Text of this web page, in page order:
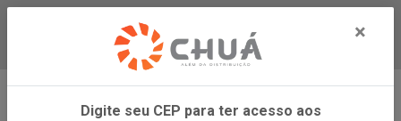
Baixe já nosso APP
0
×
Digite seu CEP para ter acesso aos